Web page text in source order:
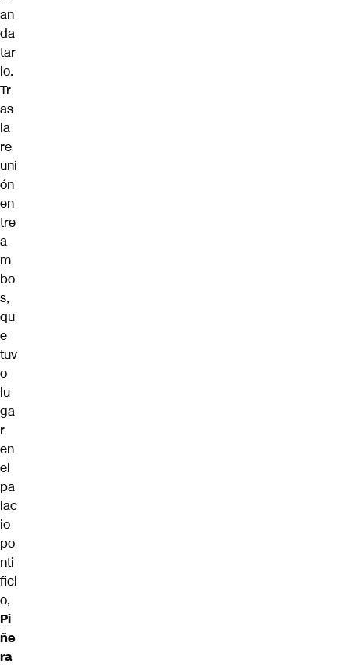
an
da
tar
io.
Tr
as
la
re
uni
ón
en
tre
a
m
bo
s,
qu
e
tuv
o
lu
ga
r
en
el
pa
lac
io
po
nti
fici
o,
Pi
ñe
ra